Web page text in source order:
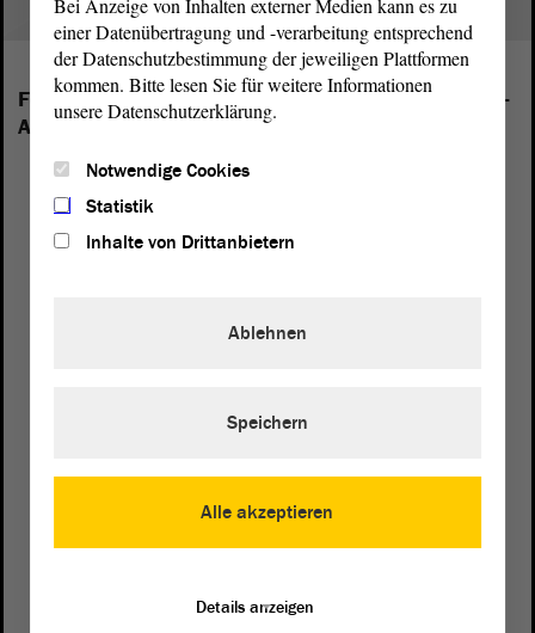
Folgende Fraktionen sind im Landtag von Sachsen-
Anhalt vertreten:
Postanschrift
einer Datenübertragung und -verarbeitung entsprechend
der Datenschutzbestimmung der jeweiligen Plattformen
kommen. Bitte lesen Sie für weitere Informationen
unsere Datenschutzerklärung.
Notwendige Cookies
Statistik
Inhalte von Drittanbietern
Alle akzeptieren
Ablehnen
Speichern
Details anzeigen